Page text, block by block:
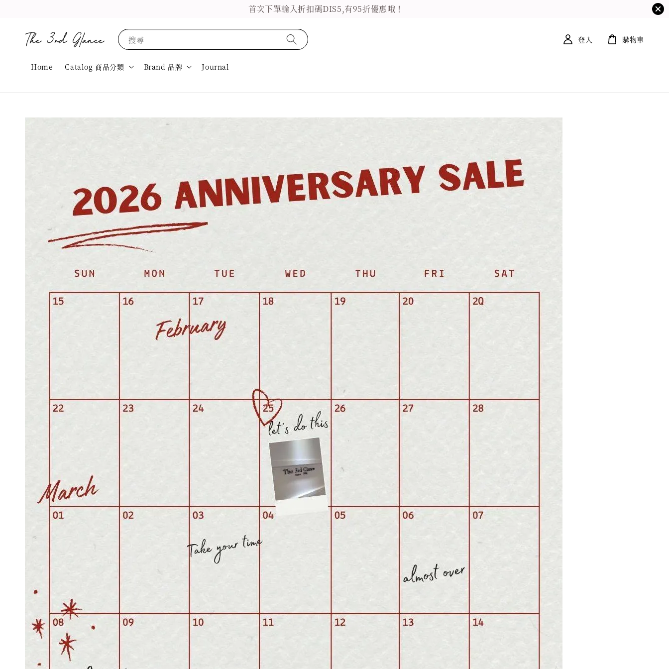
首次下單輸入折扣碼DIS5,有95折優惠哦！
搜尋
Home Catalog 商品分類 Brand 品牌 Journal
登入 購物車